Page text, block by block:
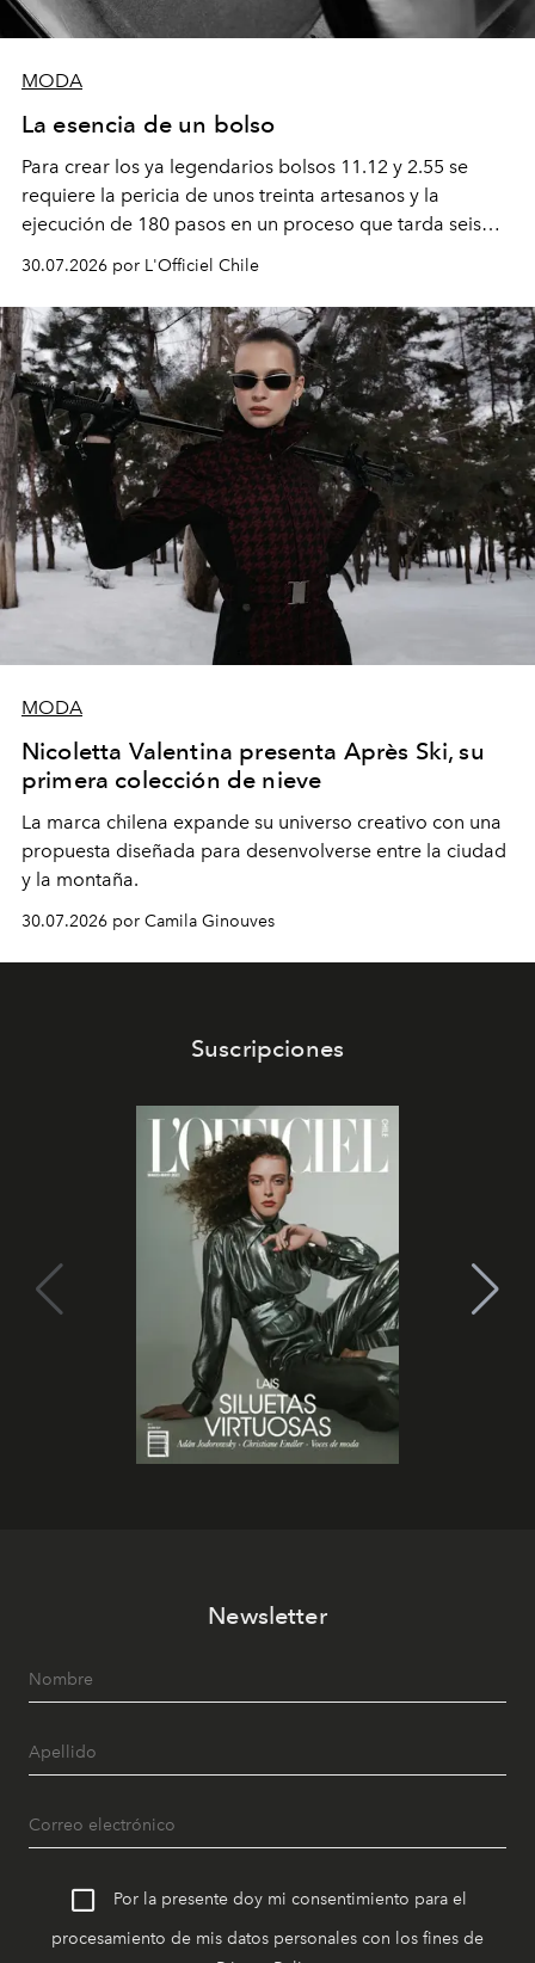
MODA
La esencia de un bolso
Para crear los ya legendarios bolsos 11.12 y 2.55 se
requiere la pericia de unos treinta artesanos y la
ejecución de 180 pasos en un proceso que tarda seis
semanas. Los expertos ponen en práctica una técnica
que se enseña solamente en la escuela de formación de
los Ateliers de Verneuil.
30.07.2026 por L'Officiel Chile
MODA
Nicoletta Valentina presenta Après Ski, su
primera colección de nieve
La marca chilena expande su universo creativo con una
propuesta diseñada para desenvolverse entre la ciudad
y la montaña.
30.07.2026 por Camila Ginouves
Suscripciones
Newsletter
Por la presente doy mi consentimiento para el
procesamiento de mis datos personales con los fines de